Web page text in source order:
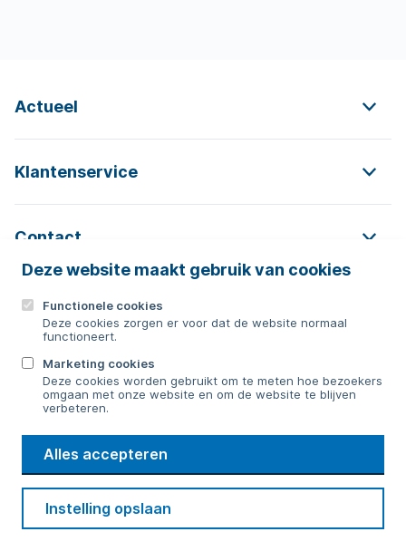
Deze website maakt gebruik van cookies
Functionele cookies
Deze cookies zorgen er voor dat de website normaal
functioneert.
Marketing cookies
Deze cookies worden gebruikt om te meten hoe bezoekers
omgaan met onze website en om de website te blijven
verbeteren.
Alles accepteren
Instelling opslaan
Actueel
Klantenservice
Contact
Contact
Bericht sturen
WMD
Drinkwater
Cookie voorkeuren
Privacy Disclaimer